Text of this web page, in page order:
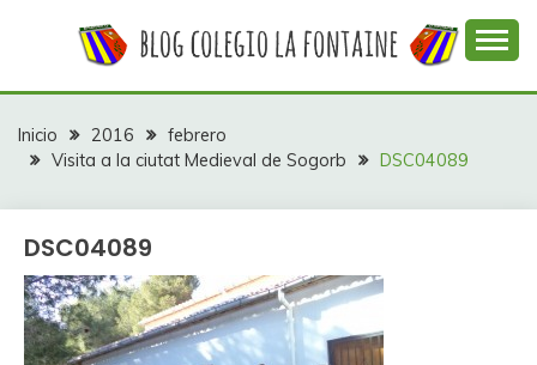
COLEGIO LA
FONTAINE
colegio La Fontaine
Inicio 2016
febrero
Visita a la ciutat Medieval de Sogorb
DSC04089
DSC04089